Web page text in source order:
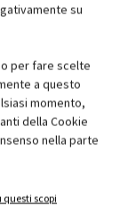
su
per fare scelte
a questo
momento,
della Cookie
nella parte
questi scopi